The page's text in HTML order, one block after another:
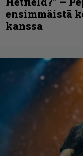
ensimmäistä
kanssa